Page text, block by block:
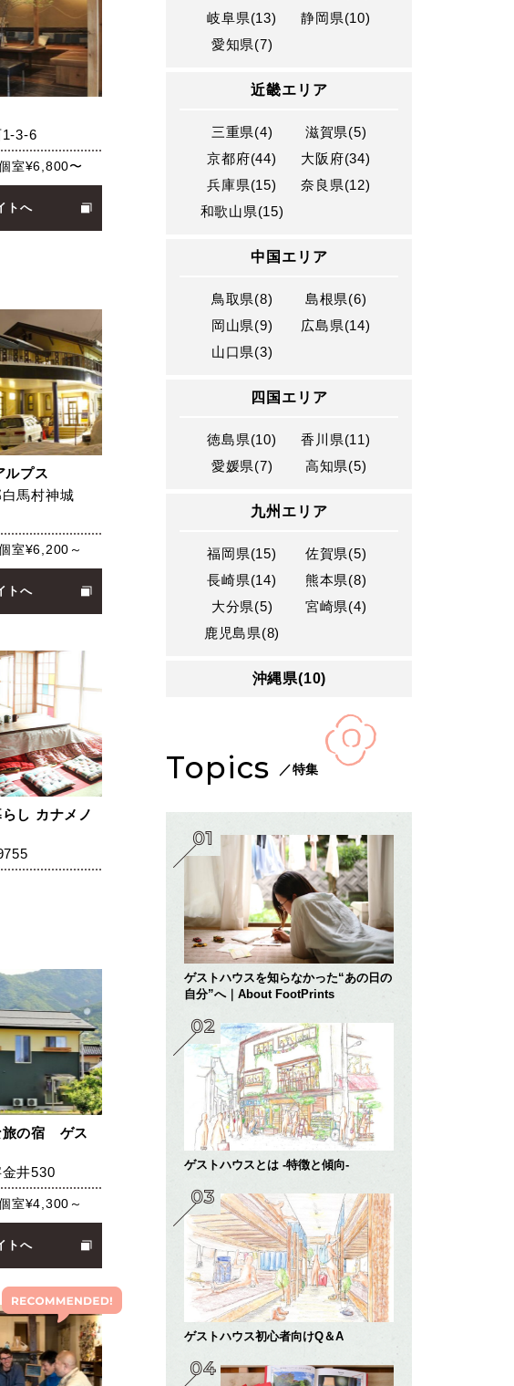
3-6
室¥6,800〜
トへ
ルプス
馬村神城
室¥6,200～
トへ
し カナメノ
の宿 ゲス
井530
室¥4,300～
トへ
岐阜県(13)
静岡県(10)
愛知県(7)
近畿エリア
三重県(4)
滋賀県(5)
京都府(44)
大阪府(34)
兵庫県(15)
奈良県(12)
和歌山県(15)
中国エリア
鳥取県(8)
島根県(6)
岡山県(9)
広島県(14)
山口県(3)
四国エリア
徳島県(10)
香川県(11)
愛媛県(7)
高知県(5)
九州エリア
福岡県(15)
佐賀県(5)
長崎県(14)
熊本県(8)
大分県(5)
宮崎県(4)
鹿児島県(8)
沖縄県(10)
Topics ／特集
ゲストハウスを知らなかった“あの日の
自分”へ｜About FootPrints
ゲストハウスとは -特徴と傾向-
ゲストハウス初心者向けQ＆A